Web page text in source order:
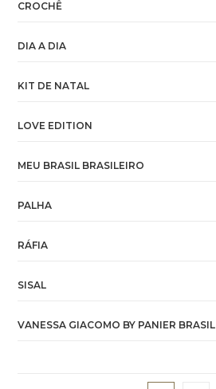
CROCHÊ
DIA A DIA
KIT DE NATAL
LOVE EDITION
MEU BRASIL BRASILEIRO
PALHA
RÁFIA
SISAL
VANESSA GIACOMO BY PANIER BRASIL